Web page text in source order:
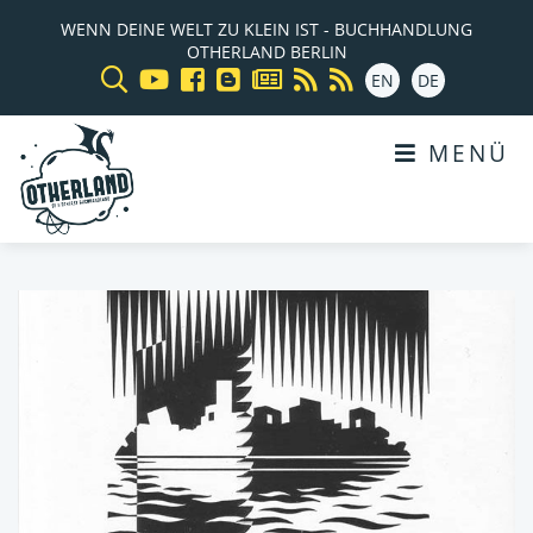
WENN DEINE WELT ZU KLEIN IST - BUCHHANDLUNG
OTHERLAND BERLIN
EN
DE
MENÜ